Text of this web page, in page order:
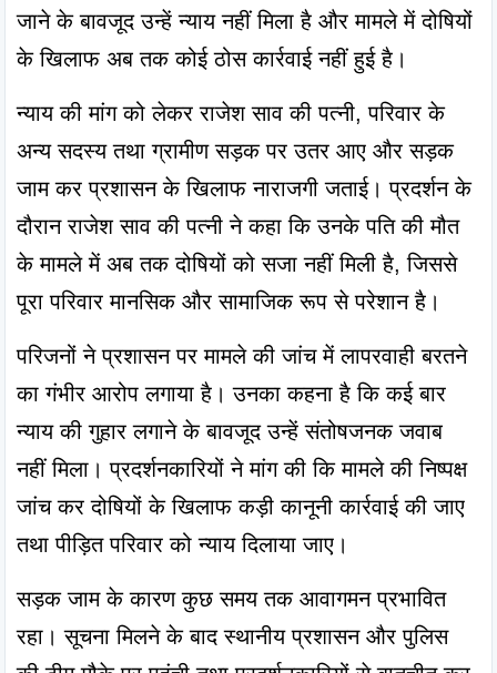
जाने के बावजूद उन्हें न्याय नहीं मिला है और मामले में दोषियों
के खिलाफ अब तक कोई ठोस कार्रवाई नहीं हुई है।
न्याय की मांग को लेकर राजेश साव की पत्नी, परिवार के
अन्य सदस्य तथा ग्रामीण सड़क पर उतर आए और सड़क
जाम कर प्रशासन के खिलाफ नाराजगी जताई। प्रदर्शन के
दौरान राजेश साव की पत्नी ने कहा कि उनके पति की मौत
के मामले में अब तक दोषियों को सजा नहीं मिली है, जिससे
पूरा परिवार मानसिक और सामाजिक रूप से परेशान है।
परिजनों ने प्रशासन पर मामले की जांच में लापरवाही बरतने
का गंभीर आरोप लगाया है। उनका कहना है कि कई बार
न्याय की गुहार लगाने के बावजूद उन्हें संतोषजनक जवाब
नहीं मिला। प्रदर्शनकारियों ने मांग की कि मामले की निष्पक्ष
जांच कर दोषियों के खिलाफ कड़ी कानूनी कार्रवाई की जाए
तथा पीड़ित परिवार को न्याय दिलाया जाए।
सड़क जाम के कारण कुछ समय तक आवागमन प्रभावित
रहा। सूचना मिलने के बाद स्थानीय प्रशासन और पुलिस